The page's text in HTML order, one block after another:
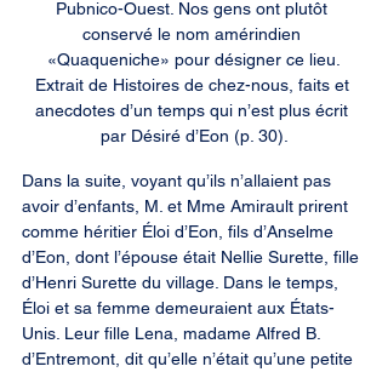
Pubnico-Ouest. Nos gens ont plutôt
conservé le nom amérindien
«Quaqueniche» pour désigner ce lieu.
Extrait de Histoires de chez-nous, faits et
anecdotes d’un temps qui n’est plus écrit
par Désiré d’Eon (p. 30).
Dans la suite, voyant qu’ils n’allaient pas
avoir d’enfants, M. et Mme Amirault prirent
comme héritier Éloi d’Eon, fils d’Anselme
d’Eon, dont l’épouse était Nellie Surette, fille
d’Henri Surette du village. Dans le temps,
Éloi et sa femme demeuraient aux États-
Unis. Leur fille Lena, madame Alfred B.
d’Entremont, dit qu’elle n’était qu’une petite